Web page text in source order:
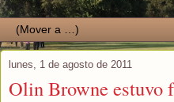
lunes, 1 de agosto de 2011
Olin Browne estuvo